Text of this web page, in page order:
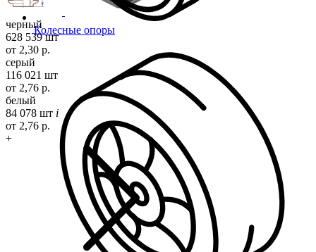
Колесные опоры
черный
628 539 шт
от 2,30 р.
серый
116 021 шт
от 2,76 р.
белый
84 078 шт i
от 2,76 р.
+